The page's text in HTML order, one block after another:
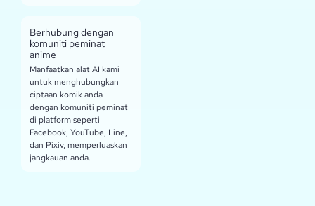
Berhubung dengan
komuniti peminat
anime
Manfaatkan alat AI kami
untuk menghubungkan
ciptaan komik anda
dengan komuniti peminat
di platform seperti
Facebook, YouTube, Line,
dan Pixiv, memperluaskan
jangkauan anda.